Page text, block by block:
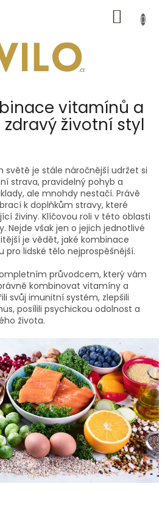
KOŠÍK
vitamínů a
životní styl
světě je stále náročnější udržet si
strava, pravidelný pohyb a
ale mnohdy nestačí. Právě
k doplňkům stravy, které
živiny. Klíčovou roli v této oblasti
Nejde však jen o jejich jednotlivé
je vědět, jaké kombinace
lidské tělo nejprospěšnější.
průvodcem, který vám
kombinovat vitamíny a
svůj imunitní systém, zlepšili
posílili psychickou odolnost a
života.